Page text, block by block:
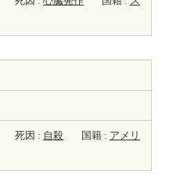
死因 : 自殺 国籍 : アメリ